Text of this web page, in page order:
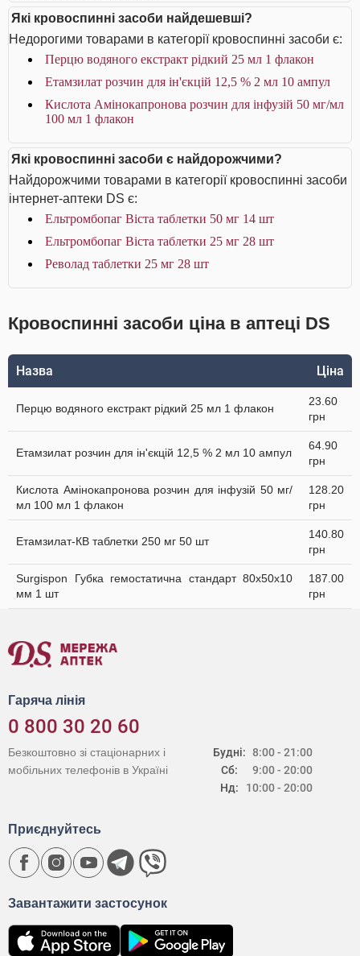
Які кровоспинні засоби найдешевші?
Недорогими товарами в категорії кровоспинні засоби є:
Перцю водяного екстракт рідкий 25 мл 1 флакон
Етамзилат розчин для ін'єкцій 12,5 % 2 мл 10 ампул
Кислота Амінокапронова розчин для інфузій 50 мг/мл
100 мл 1 флакон
Які кровоспинні засоби є найдорожчими?
Найдорожчими товарами в категорії кровоспинні засоби
інтернет-аптеки DS є:
Ельтромбопаг Віста таблетки 50 мг 14 шт
Ельтромбопаг Віста таблетки 25 мг 28 шт
Револад таблетки 25 мг 28 шт
Кровоспинні засоби ціна в аптеці DS
Назва Ціна
Перцю водяного екстракт рідкий 25 мл 1 флакон
23.60
грн
Етамзилат розчин для ін'єкцій 12,5 % 2 мл 10 ампул
64.90
грн
Кислота Амінокапронова розчин для інфузій 50 мг/
мл 100 мл 1 флакон
128.20
грн
Етамзилат-КВ таблетки 250 мг 50 шт
140.80
грн
Surgispon Губка гемостатична стандарт 80х50х10
мм 1 шт
187.00
грн
Гаряча лінія
0 800 30 20 60
Будні:
Сб:
Нд:
8:00 - 21:00
9:00 - 20:00
10:00 - 20:00
Безкоштовно зі стаціонарних і
мобільних телефонів в Україні
Завантажити застосунок
Приєднуйтесь